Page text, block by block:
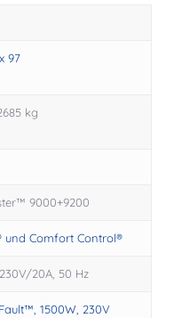
97
kg
9000+9200
und Comfort Control®
20A, 50 Hz
1500W, 230V